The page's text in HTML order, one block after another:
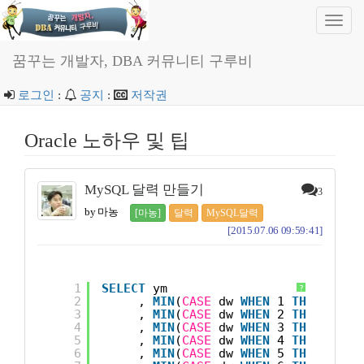
꿈꾸는 개발자, DBA 커뮤니티 구루비
로그인 : 공지 : 저작권
Oracle 노하우 및 팁
MySQL 달력 만들기 3
by 마농 [마농] 달력 MySQL달력
[2015.07.06 09:59:41]
?
1
2
3
4
5
6
SELECT ym
, MIN(CASE dw WHEN 1 THEN
, MIN(CASE dw WHEN 2 THEN
, MIN(CASE dw WHEN 3 THEN
, MIN(CASE dw WHEN 4 THEN
, MIN(CASE dw WHEN 5 THEN